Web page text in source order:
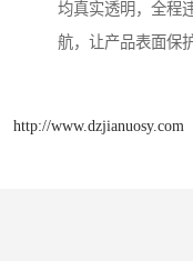
均真实透明，全程
航，让产品表面保
http://www.dzjianuosy.com